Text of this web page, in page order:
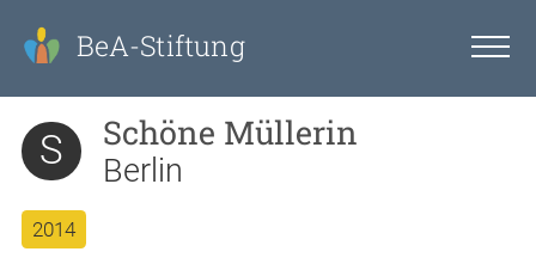
BeA-Stiftung
S Schöne Müllerin
Berlin
2014